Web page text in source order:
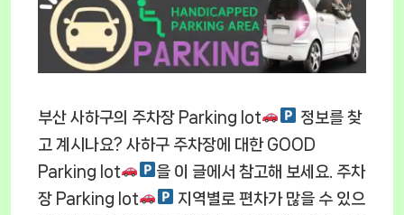
부산 사하구의 주차장 Parking lot
정보를 찾
고 계시나요? 사하구 주차장에 대한 GOOD
Parking lot
을 이 글에서 참고해 보세요. 주차
장 Parking lot
지역별로 편차가 많을 수 있으